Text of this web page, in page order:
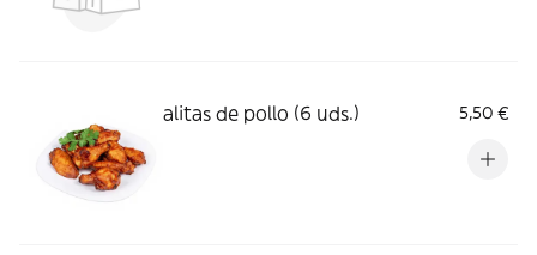
alitas de pollo (6 uds.) 5,50 €